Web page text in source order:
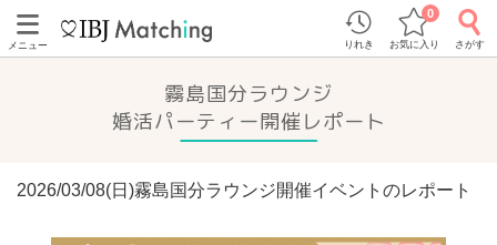
メニュー りれき お気に入り
0
さがす
霧島国分ラウンジ
婚活パーティー開催レポート
2026/03/08(日)霧島国分ラウンジ開催イベントのレポート